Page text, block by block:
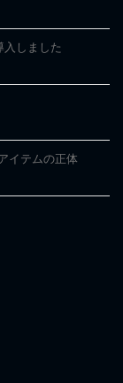
入しました
イテムの正体